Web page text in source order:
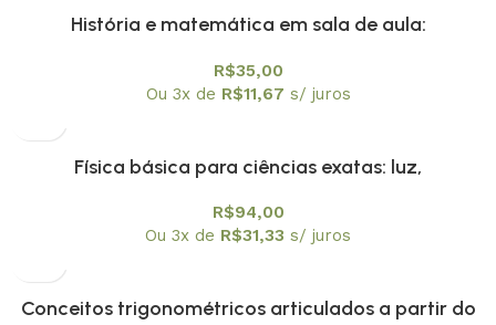
História e matemática em sala de aula:
R$35,00
Ou 3x de R$11,67 s/ juros
Física básica para ciências exatas: luz,
R$94,00
Ou 3x de R$31,33 s/ juros
Conceitos trigonométricos articulados a partir do